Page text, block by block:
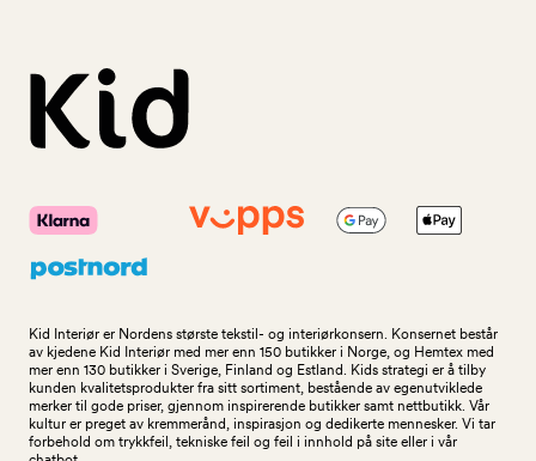
Kid Interiør er Nordens største tekstil- og interiørkonsern. Konsernet består
av kjedene Kid Interiør med mer enn 150 butikker i Norge, og Hemtex med
mer enn 130 butikker i Sverige, Finland og Estland. Kids strategi er å tilby
kunden kvalitetsprodukter fra sitt sortiment, bestående av egenutviklede
merker til gode priser, gjennom inspirerende butikker samt nettbutikk. Vår
kultur er preget av kremmerånd, inspirasjon og dedikerte mennesker. Vi tar
forbehold om trykkfeil, tekniske feil og feil i innhold på site eller i vår